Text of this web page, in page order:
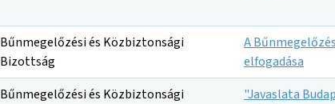
Bűnmegelőzési és Közbiztonsági
Bizottság
A
elfogadása
Bűnmegelőzési és Közbiztonsági
"Javaslata